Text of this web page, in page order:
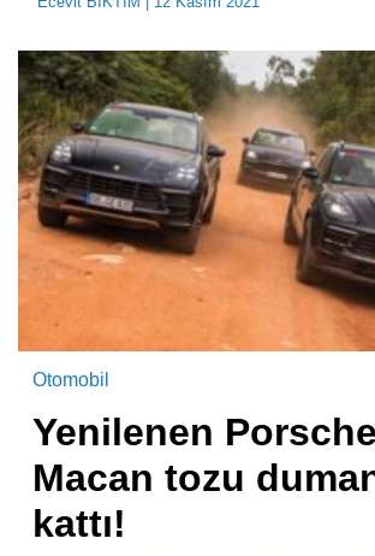
Otomobil
Yenilenen Porsche
Macan tozu
kattı!